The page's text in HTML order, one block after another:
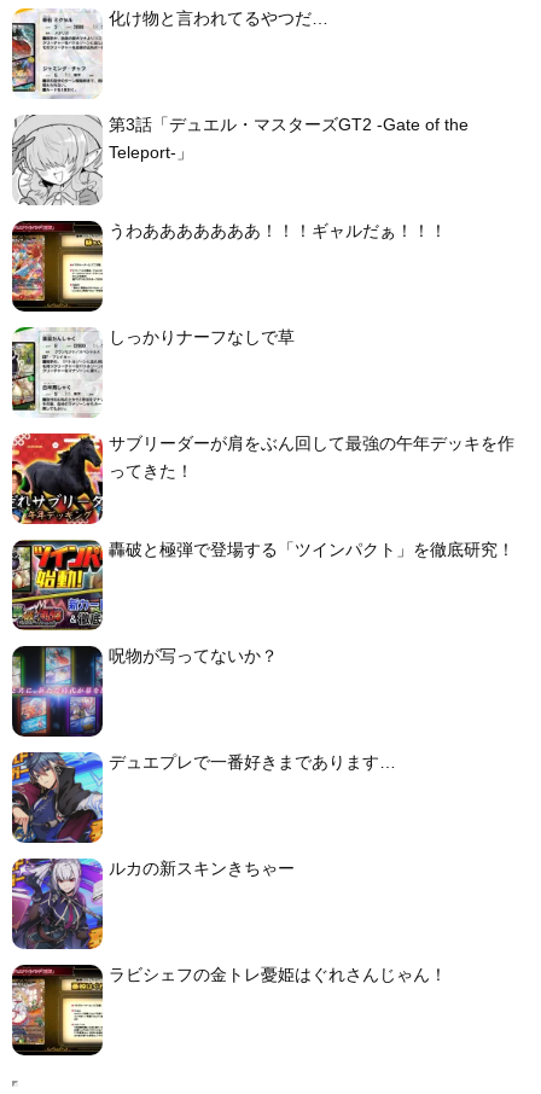
化け物と言われてるやつだ…
第3話「デュエル・マスターズGT2 -Gate of the
Teleport-」
うわあああああああ！！！ギャルだぁ！！！
しっかりナーフなしで草
サブリーダーが肩をぶん回して最強の午年デッキを作
ってきた！
轟破と極弾で登場する「ツインパクト」を徹底研究！
呪物が写ってないか？
デュエプレで一番好きまであります…
ルカの新スキンきちゃー
ラビシェフの金トレ憂姫はぐれさんじゃん！